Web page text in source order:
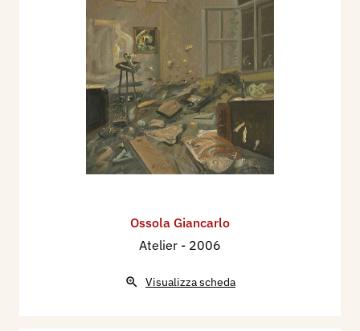
Ossola Giancarlo
Atelier - 2006
Visualizza scheda